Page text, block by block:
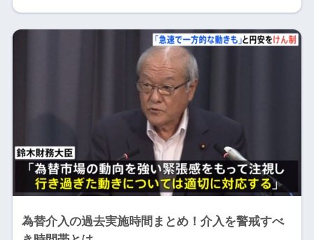
為替介入の過去実施時間まとめ！介入を警戒すべ